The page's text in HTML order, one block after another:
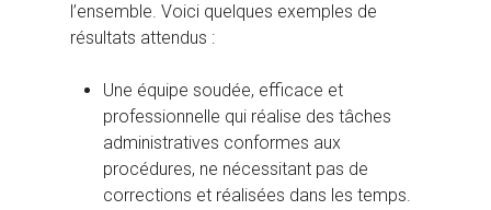
l’ensemble. Voici quelques exemples de
résultats attendus :
Une équipe soudée, efficace et
professionnelle qui réalise des tâches
administratives conformes aux
procédures, ne nécessitant pas de
corrections et réalisées dans les temps.